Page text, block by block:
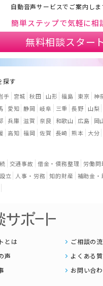
自動音声サービスでご案内しま
簡単ステップで気軽に相
無料相談スター
探す
手 宮城 秋田 山形 福島 東京 神
愛知 静岡 岐阜 三重 長野 山梨
兵庫 滋賀 奈良 和歌山 広島 岡
高知 福岡 佐賀 長崎 熊本 大分
交通事故 借金・債務整理 労働問
立 人事・労務 知的財産 補助金・
とは
ご相談の
声
よくある
お問い合